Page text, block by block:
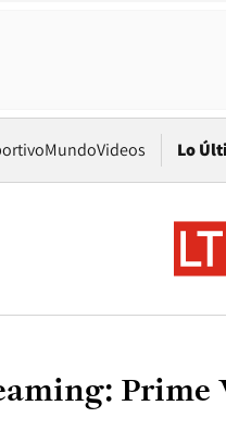
MundoVideos Lo
Prime